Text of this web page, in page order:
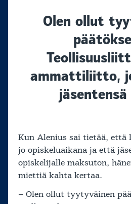
Olen ollut
ammattiliitto,
Kun Alenius sai tietää,
jo opiskeluaikana ja että
opiskelijalle maksuton,
miettiä kahta kertaa.
– Olen ollut tyytyväinen